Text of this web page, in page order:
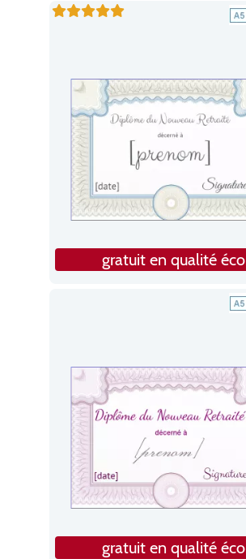
gratuit en qualité éco
gratuit en qualité éco